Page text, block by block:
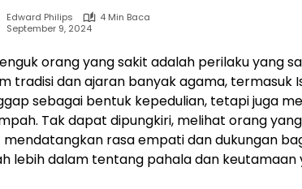
Edward Philips
4 Min Baca
September 9, 2024
orang yang sakit adalah perilaku yang
tradisi dan ajaran banyak agama, termasuk
sebagai bentuk kepedulian, tetapi juga
Tak dapat dipungkiri, melihat orang
rasa empati dan dukungan
lebih dalam tentang pahala dan